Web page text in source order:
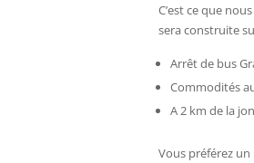
C’est ce que
sera construite
Arrêt de bus
Commodités
A 2 km de la
Vous préférez un